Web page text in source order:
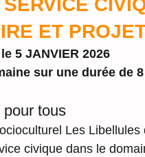
SERVICE
ET
5 JANVIER 2026
sur une durée de
tous
Les
civique dans le